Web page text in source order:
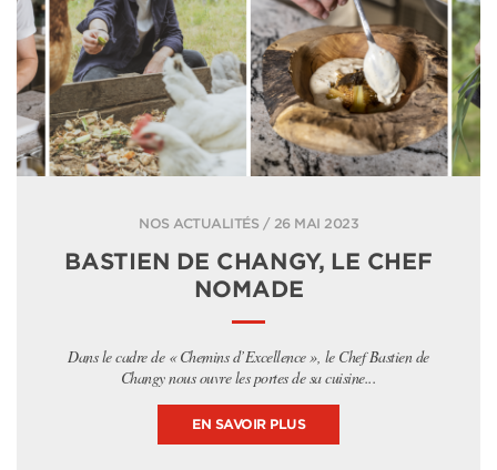
NOS ACTUALITÉS / 26 MAI 2023
BASTIEN DE CHANGY, LE CHEF
NOMADE
Dans le cadre de « Chemins d’Excellence », le Chef Bastien de
Changy nous ouvre les portes de sa cuisine...
EN SAVOIR PLUS